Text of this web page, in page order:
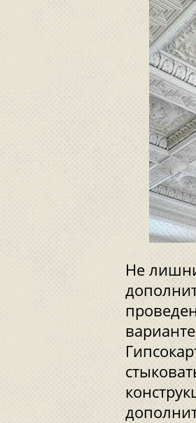
Не